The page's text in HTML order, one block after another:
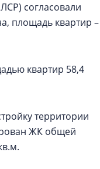
согласовали
площадь квартир –
квартир 58,4
территории
ЖК общей